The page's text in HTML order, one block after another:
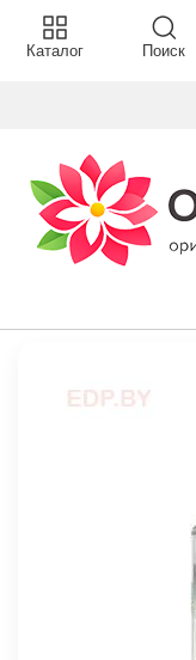
Каталог Поиск